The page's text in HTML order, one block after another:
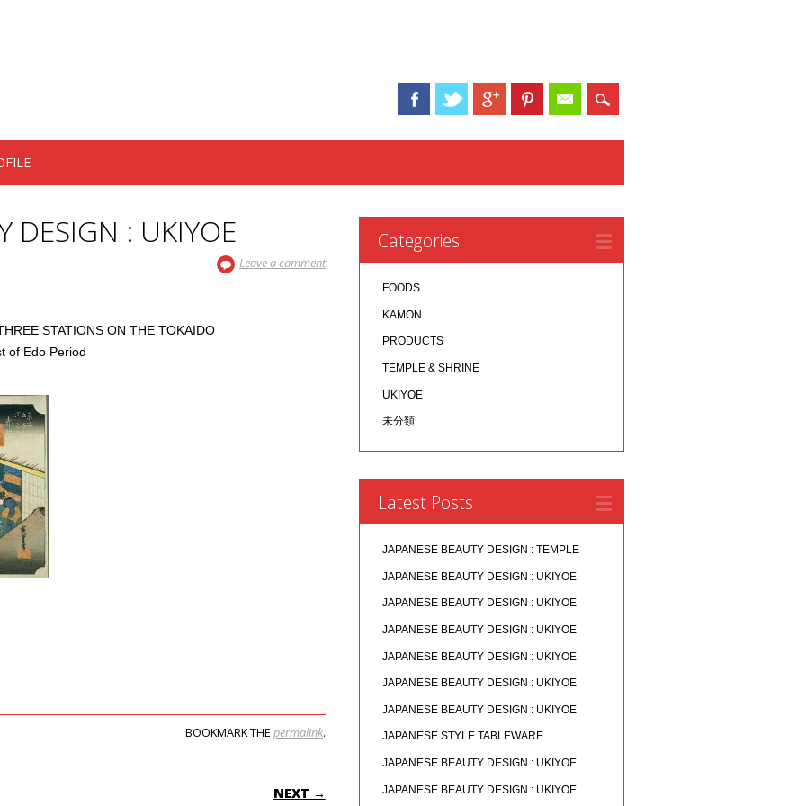
DESIGN : UKIYOE
Leave a comment
STATIONS ON THE TOKAIDO
of Edo Period
BOOKMARK THE permalink.
NEXT →
Categories
FOODS
KAMON
PRODUCTS
TEMPLE & SHRINE
UKIYOE
未分類
Latest Posts
JAPANESE BEAUTY DESIGN : TEMPLE
JAPANESE BEAUTY DESIGN : UKIYOE
JAPANESE BEAUTY DESIGN : UKIYOE
JAPANESE BEAUTY DESIGN : UKIYOE
JAPANESE BEAUTY DESIGN : UKIYOE
JAPANESE BEAUTY DESIGN : UKIYOE
JAPANESE BEAUTY DESIGN : UKIYOE
JAPANESE STYLE TABLEWARE
JAPANESE BEAUTY DESIGN : UKIYOE
JAPANESE BEAUTY DESIGN : UKIYOE